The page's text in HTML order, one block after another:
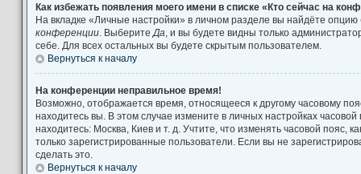
Как избежать появления моего имени в списке «Кто сейчас на
На вкладке «Личные настройки» в личном разделе вы найдёте опцию
конференции . Выберите Да , и вы будете видны только
себе. Для всех остальных вы будете скрытым пользователем.
Вернуться к началу
На конференции неправильное время!
Возможно, отображается время, относящееся к другому часовому
находитесь вы. В этом случае измените в личных настройках часовой
находитесь: Москва, Киев и т. д. Учтите, что изменять часовой пояс,
только зарегистрированные пользователи. Если вы не
сделать это.
Вернуться к началу